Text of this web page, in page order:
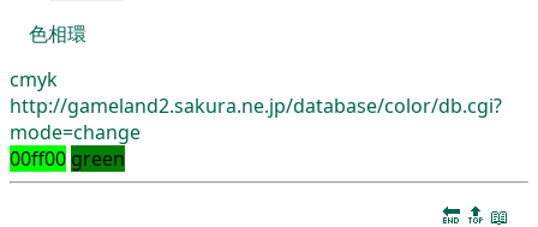
色相環
cmyk
http://gameland2.sakura.ne.jp/database/color/db.cgi?
mode=change
00ff00 green
🔚 🔝 📖